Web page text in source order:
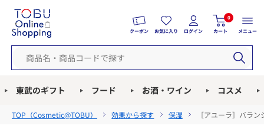
クーポン お気に入り ログイン
0
カート メニュー
東武のギフト フード お酒・ワイン コスメ
TOP（Cosmetic@TOBU） 効果から探す 保湿 ［アユーラ］バラ